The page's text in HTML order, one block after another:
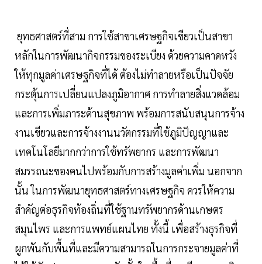
ยุทธศาสตร์ที่สาม การใช้สาขาเศรษฐกิจเขียวเป็นสาขา
หลักในการพัฒนากิจกรรมของระเบียง ด้วยความคาดหวัง
ให้ทุกมูลค่าเศรษฐกิจที่ได้ ต้องไม่ทำลายหรือเป็นปัจจัย
กระตุ้นการเปลี่ยนแปลงภูมิอากาศ การทำลายสิ่งแวดล้อม
และการเพิ่มภาระด้านสุขภาพ พร้อมการสนับสนุนการจ้าง
งานเขียวและการจ้างงานนวัตกรรมที่ใช้ภูมิปัญญาและ
เทคโนโลยีมากกว่าการใช้ทรัพยากร และการพัฒนา
สมรรถนะของคนไปพร้อมกับการสร้างมูลค่าเพิ่ม นอกจาก
นั้น ในการพัฒนายุทธศาสตร์ทางเศรษฐกิจ ควรให้ความ
สำคัญต่อธุรกิจท้องถิ่นที่ใช้ฐานทรัพยากรด้านเกษตร
สมุนไพร และการแพทย์แผนไทย ทั้งนี้ เพื่อสร้างธุรกิจที่
ผูกพันกับพื้นที่และมีความสามารถในการกระจายมูลค่าที่